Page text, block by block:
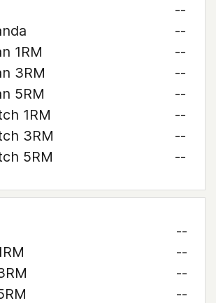
--
--
1RM
--
3RM
--
5RM
--
1RM
--
3RM
--
5RM
--
--
--
--
--